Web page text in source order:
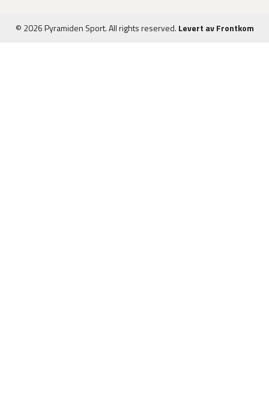
© 2026 Pyramiden Sport. All rights reserved. Levert av Frontkom